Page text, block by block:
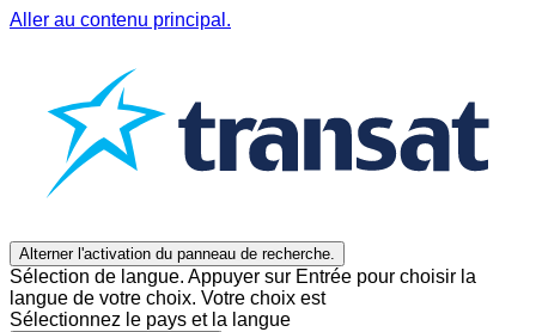
Aller au contenu principal.
Alterner l'activation du panneau de recherche.
Sélection de langue. Appuyer sur Entrée pour choisir la
langue de votre choix. Votre choix est
Sélectionnez le pays et la langue